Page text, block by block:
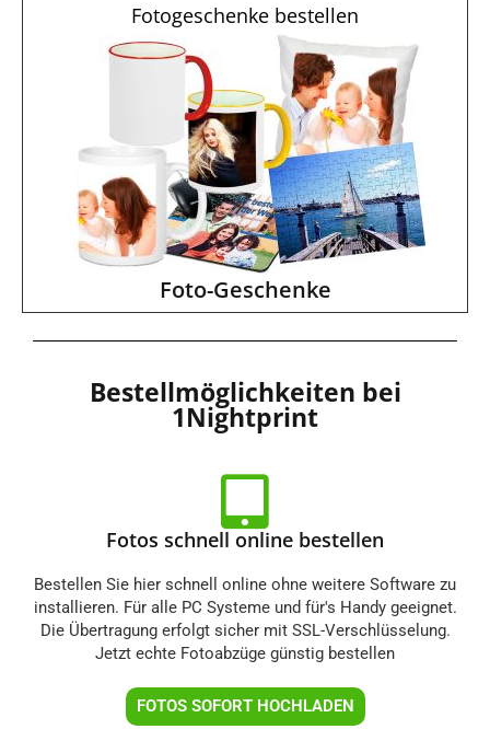
Fotogeschenke bestellen
Foto-Geschenke
Bestellmöglichkeiten bei
1Nightprint
Fotos schnell online bestellen
Bestellen Sie hier schnell online ohne weitere Software zu
installieren. Für alle PC Systeme und für's Handy geeignet.
Die Übertragung erfolgt sicher mit SSL-Verschlüsselung.
Jetzt echte Fotoabzüge günstig bestellen
FOTOS SOFORT HOCHLADEN